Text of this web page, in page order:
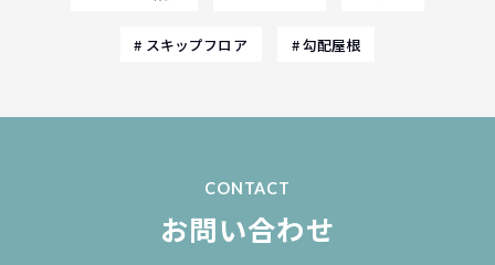
スキップフロア 勾配屋根
CONTACT
お問い合わせ